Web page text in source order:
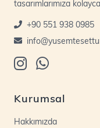
tasarımlarımıza
+90 551 938 0985
Kurumsal
Hakkımızda